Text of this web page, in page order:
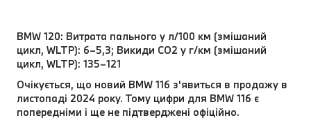
BMW 120: Витрата пального у л/100 км (змішаний
цикл, WLTP): 6–5,3; Викиди CO2 у г/км (змішаний
цикл, WLTP): 135–121
Очікується, що новий BMW 116 з'явиться в продажу в
листопаді 2024 року. Тому цифри для BMW 116 є
попередніми і ще не підтверджені офіційно.